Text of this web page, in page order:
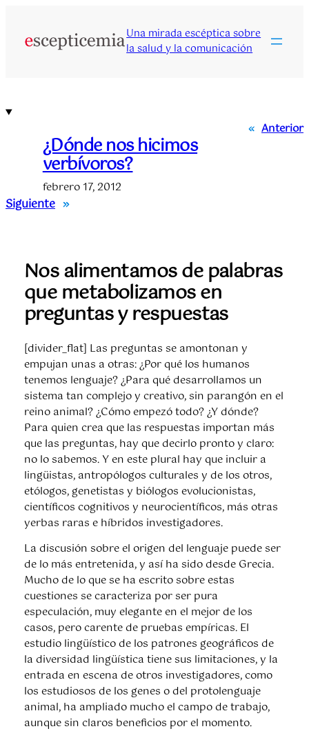
contenido
Una mirada escéptica sobre
la salud y la comunicación
« Anterior
¿Dónde nos hicimos
verbívoros?
febrero 17, 2012
Siguiente »
Nos alimentamos de palabras
que metabolizamos en
preguntas y respuestas
[divider_flat] Las preguntas se amontonan y
empujan unas a otras: ¿Por qué los humanos
tenemos lenguaje? ¿Para qué desarrollamos un
sistema tan complejo y creativo, sin parangón en el
reino animal? ¿Cómo empezó todo? ¿Y dónde?
Para quien crea que las respuestas importan más
que las preguntas, hay que decirlo pronto y claro:
no lo sabemos. Y en este plural hay que incluir a
lingüistas, antropólogos culturales y de los otros,
etólogos, genetistas y biólogos evolucionistas,
científicos cognitivos y neurocientíficos, más otras
yerbas raras e híbridos investigadores.
La discusión sobre el origen del lenguaje puede ser
de lo más entretenida, y así ha sido desde Grecia.
Mucho de lo que se ha escrito sobre estas
cuestiones se caracteriza por ser pura
especulación, muy elegante en el mejor de los
casos, pero carente de pruebas empíricas. El
estudio lingüístico de los patrones geográficos de
la diversidad lingüística tiene sus limitaciones, y la
entrada en escena de otros investigadores, como
los estudiosos de los genes o del protolenguaje
animal, ha ampliado mucho el campo de trabajo,
aunque sin claros beneficios por el momento.